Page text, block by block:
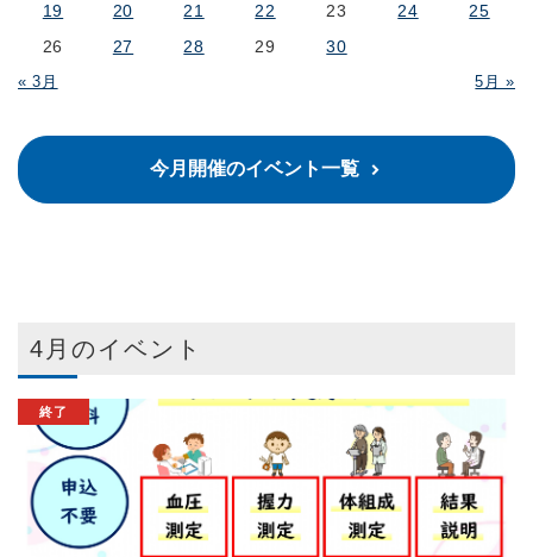
« 3月 5月 »
19
20 21 22 23 24
25
26
27 28 29 30
今月開催のイベント一覧
4月のイベント